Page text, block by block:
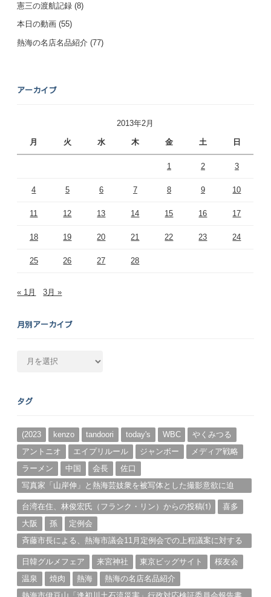
憲三の渡航記録 (8)
本日の動画 (55)
熱海の名店名品紹介 (77)
アーカイブ
2013年2月
月 火 水 木 金 土 日
1 2 3
4 5 6 7 8 9 10
11 12 13 14 15 16 17
18 19 20 21 22 23 24
25 26 27 28
« 1月 3月 »
月別アーカイブ
カ
ブ
タグ
(2023 kenzo tandoori today's WBC
やくみつる
アントニオ
エイプリルール ジャンボー
メディア戦略
ラーメン
中国 会長
佐口
写真家「山岸伸」と熱海芸妓衆を被写体とした撮影意欲に迫
台湾在住、林俊宏氏（フランク・リン）からの投稿⑴
喜多
大阪
孫
定例会
斉藤市長による、熱海市議会11月定例会での上程議案に対する
日韓グルメフェア
来宮神社 東京ビッグサイト
桜友会
温泉
焼肉 熱海
熱海の名店名品紹介